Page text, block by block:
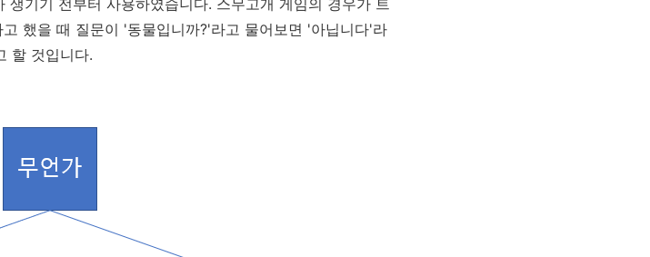
기기 전부터 사용하였습니다. 스무고개 게임의 경우가 트
했을 때 질문이 '동물입니까?'라고 물어보면 '아닙니다'라
할 것입니다.